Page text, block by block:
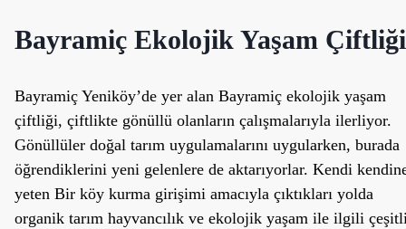
Bayramiç Ekolojik Yaşam Çiftliği
Bayramiç Yeniköy’de yer alan Bayramiç ekolojik yaşam
çiftliği, çiftlikte gönüllü olanların çalışmalarıyla ilerliyor.
Gönüllüler doğal tarım uygulamalarını uygularken, burada
öğrendiklerini yeni gelenlere de aktarıyorlar. Kendi
yeten Bir köy kurma girişimi amacıyla çıktıkları yolda
organik tarım hayvancılık ve ekolojik yaşam ile ilgili